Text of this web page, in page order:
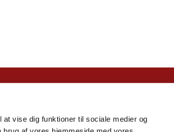
vise dig funktioner til sociale medier og
64 29